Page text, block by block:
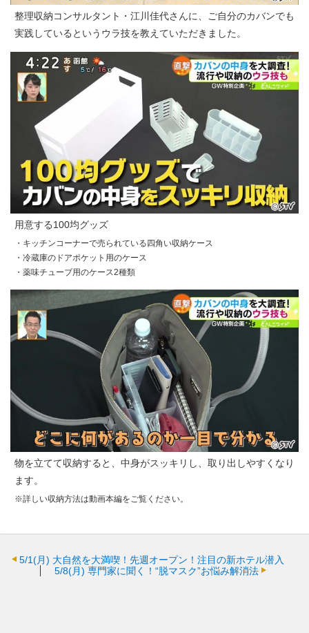
整理収納コンサルタント・江川佳代さんに、ご自分のカバンでも
実践しているというウラ技を教えていただきました。
用意する100均グッズ
・キッチンコーナーで売られている四角い収納ケース
・冷蔵庫のドアポケット用のケース
・薬味チューブ用のケース2種類
物を立てて収納すると、中身がスッキリし、取り出しやすくなり
ます。
※詳しい収納方法は動画本編をご覧ください。
5/1(月) 大自然を大満喫！先週オープン！注目の新ホテル潜入
5/8(月) 専門家に聞く！“脱マスク”お悩み解消法